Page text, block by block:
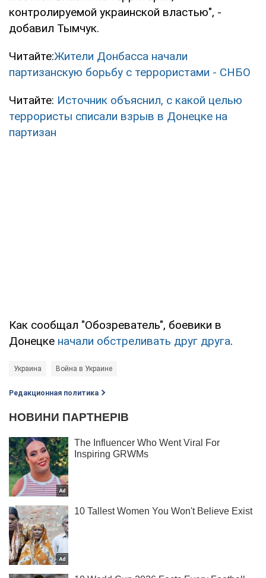
контролируемой украинской властью", -
добавил Тымчук.
Читайте:Жители Донбасса начали
партизанскую борьбу с террористами - СНБО
Читайте: Источник объяснил, с какой целью
террористы списали взрыв в Донецке на
партизан
Как сообщал "Обозреватель", боевики в
Донецке начали обстреливать друг друга.
Украина Война в Украине
Редакционная политика